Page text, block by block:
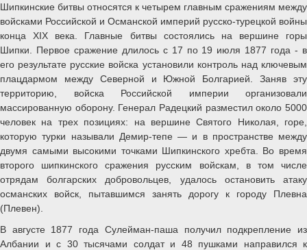
Шипкинские битвы относятся к четырем главным сражениям между
войсками Российской и Османской империй русско-турецкой войны
конца XIX века. Главные битвы состоялись на вершине горы
Шипки. Первое сражение длилось с 17 по 19 июля 1877 года - в
его результате русские войска установили контроль над ключевым
плацдармом между Северной и Южной Болгарией. Заняв эту
территорию, войска Российской империи организовали
массированную оборону. Генерал Радецкий разместил около 5000
человек на трех позициях: на вершине Святого Николая, горе,
которую турки называли Демир-тепе — и в пространстве между
двумя самыми высокими точками Шипкинского хребта. Во время
второго шипкинского сражения русским войскам, в том числе
отрядам болгарских добровольцев, удалось остановить атаку
османских войск, пытавшимся занять дорогу к городу Плевна
(Плевен).
В августе 1877 года Сулейман-паша получил подкрепление из
Албании и с 30 тысячами солдат и 48 пушками направился к